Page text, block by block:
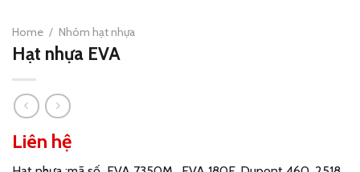
Home / Nhóm hạt nhựa
Hạt nhựa EVA
Liên hệ